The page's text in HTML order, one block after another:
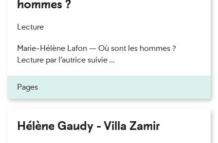
hommes ?
Lecture
Marie-Hélène Lafon — Où sont les hommes ?
Lecture par l’autrice suivie ...
Pages
Hélène Gaudy - Villa Zamir